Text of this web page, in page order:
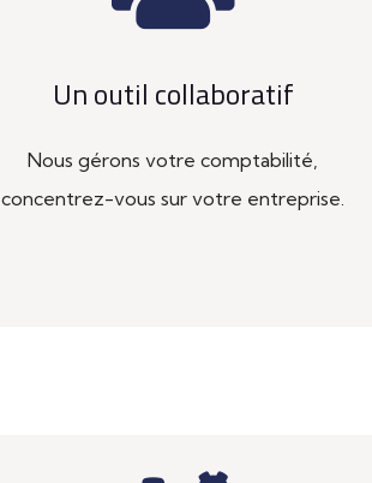
Un outil collaboratif
Nous gérons votre comptabilité,
concentrez-vous sur votre entreprise.